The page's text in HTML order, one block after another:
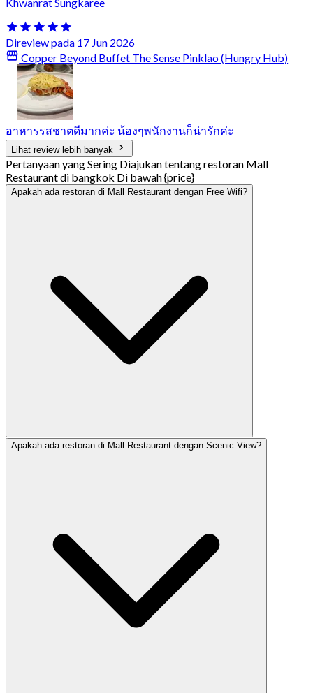
Direview pada 17 Jun 2026
Copper Beyond Buffet The Sense Pinklao (Hungry Hub)
อาหารรสชาตดีมากค่ะ น้องๆพนักงานก็น่ารักค่ะ
Lihat review lebih banyak
Pertanyaan yang Sering Diajukan tentang restoran Mall
Restaurant di bangkok Di bawah {price}
Apakah ada restoran di Mall Restaurant dengan Free Wifi?
Apakah ada restoran di Mall Restaurant dengan Scenic View?